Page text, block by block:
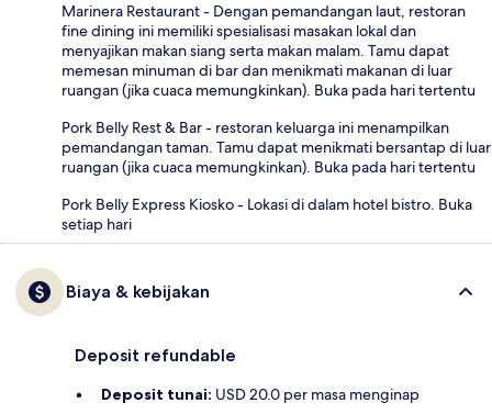
Marinera Restaurant - Dengan pemandangan laut, restoran
fine dining ini memiliki spesialisasi masakan lokal dan
menyajikan makan siang serta makan malam. Tamu dapat
memesan minuman di bar dan menikmati makanan di luar
ruangan (jika cuaca memungkinkan). Buka pada hari tertentu
Pork Belly Rest & Bar - restoran keluarga ini menampilkan
pemandangan taman. Tamu dapat menikmati bersantap di luar
ruangan (jika cuaca memungkinkan). Buka pada hari tertentu
Pork Belly Express Kiosko - Lokasi di dalam hotel bistro. Buka
setiap hari
Biaya & kebijakan
Deposit refundable
Deposit tunai: USD 20.0 per masa menginap